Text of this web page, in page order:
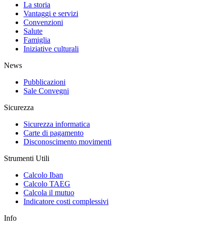
La storia
Vantaggi e servizi
Convenzioni
Salute
Famiglia
Iniziative culturali
News
Pubblicazioni
Sale Convegni
Sicurezza
Sicurezza informatica
Carte di pagamento
Disconoscimento movimenti
Strumenti Utili
Calcolo Iban
Calcolo TAEG
Calcola il mutuo
Indicatore costi complessivi
Info